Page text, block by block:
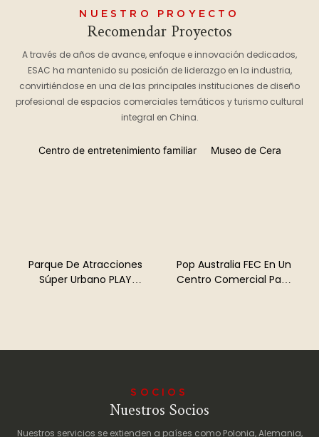
NUESTRO PROYECTO
Recomendar Proyectos
A través de años de avance, enfoque e innovación dedicados,
ESAC ha mantenido su posición de liderazgo en la industria,
convirtiéndose en una de las principales instituciones de diseño
profesional de espacios comerciales temáticos y turismo cultural
integral en China.
Centro de entretenimiento familiar Museo de Cera
Parque De Atracciones
Súper Urbano PLAY
Pop Australia FEC En Un
Centro Comercial Para
SOCIOS
Nuestros Socios
Nuestros servicios se extienden a países como Polonia, Alemania,